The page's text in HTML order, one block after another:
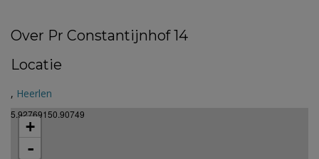
Over Pr Constantijnhof 14
Locatie
, Heerlen
5.92769150.90749
+
-